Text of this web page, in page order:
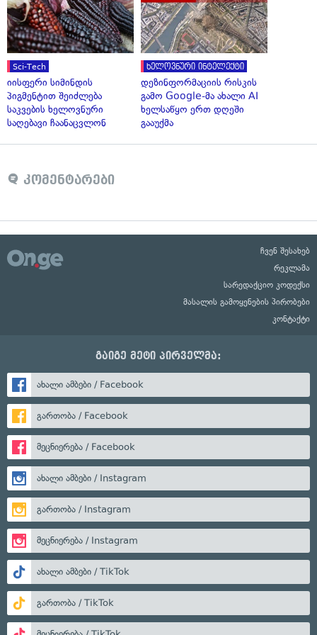
Sci-Tech
იისფერი სიმინდის
პიგმენტით შეიძლება
საკვების ხელოვნური
საღებავი ჩაანაცვლონ
ხელოვნური ინტელექტი
დეზინფორმაციის რისკის
გამო Google-მა ახალი AI
ხელსაწყო ერთ დღეში
გააუქმა
კომენტარები
ჩვენ შესახებ
რეკლამა
სარედაქციო კოდექსი
მასალის გამოყენების პირობები
კონტაქტი
გაიგე მეტი პირველმა:
ახალი ამბები / Facebook
გართობა / Facebook
მეცნიერება / Facebook
ახალი ამბები / Instagram
გართობა / Instagram
მეცნიერება / Instagram
ახალი ამბები / TikTok
გართობა / TikTok